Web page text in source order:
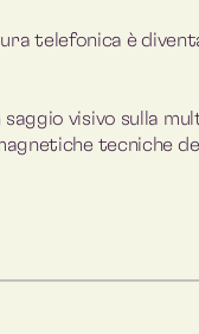
telefonica è
saggio visivo sulla
tecniche